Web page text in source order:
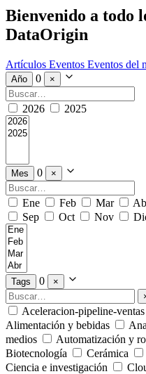
Bienvenido a todo
DataOrigin
Artículos Eventos Eventos del
Año 0 ×
2026 2025
Mes 0 ×
Ene Feb Mar
Sep
Oct Nov
Tags 0
×
Aceleracion-pipeline-ventas
Alimentación y bebidas
medios
Automatización y
Biotecnología
Cerámica
Ciencia e investigación